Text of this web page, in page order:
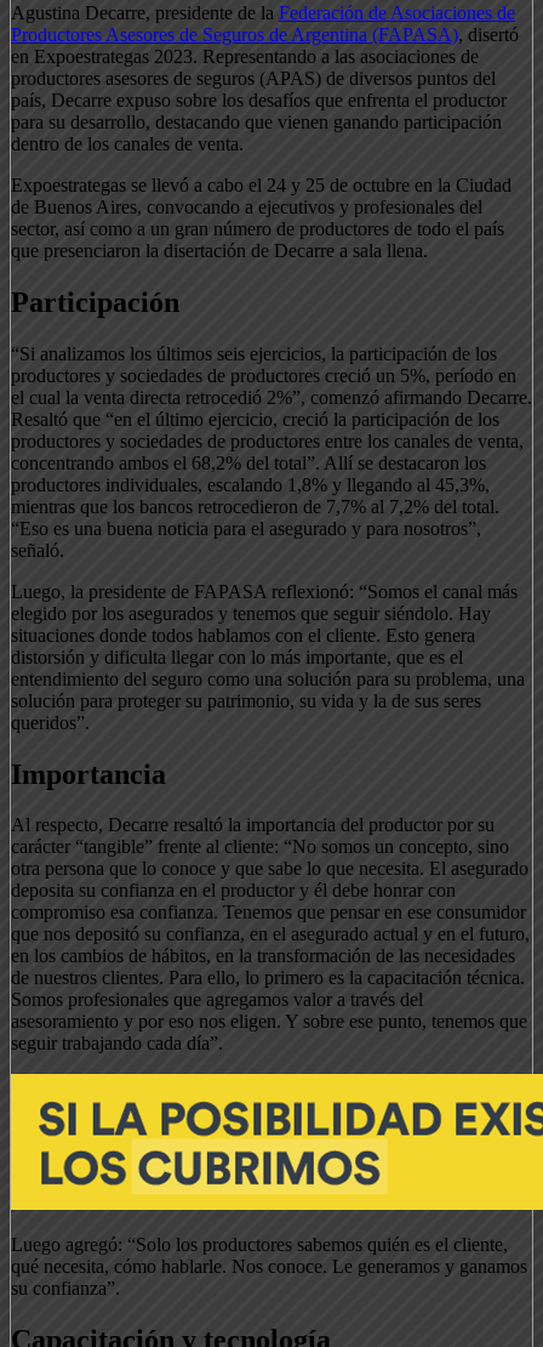
Agustina Decarre, presidente de la Federación de Asociaciones de
Productores Asesores de Seguros de Argentina (FAPASA), disertó
en Expoestrategas 2023. Representando a las asociaciones de
productores asesores de seguros (APAS) de diversos puntos del
país, Decarre expuso sobre los desafíos que enfrenta el productor
para su desarrollo, destacando que vienen ganando participación
dentro de los canales de venta.
Expoestrategas se llevó a cabo el 24 y 25 de octubre en la Ciudad
de Buenos Aires, convocando a ejecutivos y profesionales del
sector, así como a un gran número de productores de todo el país
que presenciaron la disertación de Decarre a sala llena.
Participación
“Si analizamos los últimos seis ejercicios, la participación de los
productores y sociedades de productores creció un 5%, período en
el cual la venta directa retrocedió 2%”, comenzó afirmando Decarre.
Resaltó que “en el último ejercicio, creció la participación de los
productores y sociedades de productores entre los canales de venta,
concentrando ambos el 68,2% del total”. Allí se destacaron los
productores individuales, escalando 1,8% y llegando al 45,3%,
mientras que los bancos retrocedieron de 7,7% al 7,2% del total.
“Eso es una buena noticia para el asegurado y para nosotros”,
señaló.
Luego, la presidente de FAPASA reflexionó: “Somos el canal más
elegido por los asegurados y tenemos que seguir siéndolo. Hay
situaciones donde todos hablamos con el cliente. Esto genera
distorsión y dificulta llegar con lo más importante, que es el
entendimiento del seguro como una solución para su problema, una
solución para proteger su patrimonio, su vida y la de sus seres
queridos”.
Importancia
Al respecto, Decarre resaltó la importancia del productor por su
carácter “tangible” frente al cliente: “No somos un concepto, sino
otra persona que lo conoce y que sabe lo que necesita. El asegurado
deposita su confianza en el productor y él debe honrar con
compromiso esa confianza. Tenemos que pensar en ese consumidor
que nos depositó su confianza, en el asegurado actual y en el futuro,
en los cambios de hábitos, en la transformación de las necesidades
de nuestros clientes. Para ello, lo primero es la capacitación técnica.
Somos profesionales que agregamos valor a través del
asesoramiento y por eso nos eligen. Y sobre ese punto, tenemos que
seguir trabajando cada día”.
Luego agregó: “Solo los productores sabemos quién es el cliente,
qué necesita, cómo hablarle. Nos conoce. Le generamos y ganamos
su confianza”.
Capacitación y tecnología